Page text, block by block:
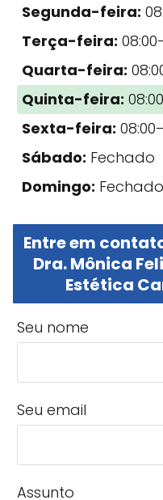
Segunda-feira:
Terça-feira:
Quarta-feira:
Quinta-feira:
Sexta-feira:
Sábado: Fechado
Domingo: Fechado
Entre em
Dra. Mônica
Estética
Seu nome
Seu email
Assunto